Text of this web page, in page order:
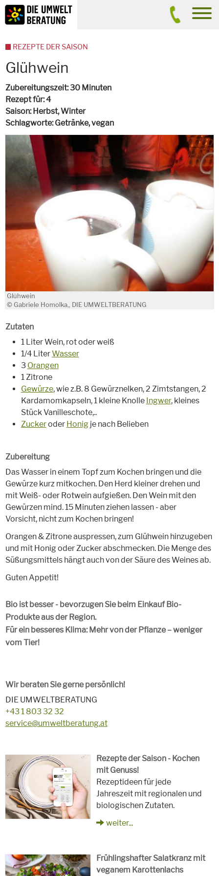
Inhalt
Suche
Glühwein
Zubereitungszeit 30 Minuten
Rezept für 4
Saison Herbst, Winter
Schlagworte Getränke,vegan
Glühwein
© Gabriele Homolka,, DIE UMWELTBERATUNG
Zutaten
1 Liter Wein, rot oder weiß
1/4 LiterWasser
3 Orangen
1 Zitrone
Gewürze, wie z.B. 8 Gewürznelken, 2 Zimtstangen, 2
Kardamomkapseln, 1 kleine Knolle Ingwer, kleines
Stück Vanilleschote,..
Zuckeroder Honigje nach Belieben
Zubereitung
Das Wasser in einem Topf zum Kochen bringen und die
Gewürze kurz mitkochen. Den Herd kleiner drehen und
mit Weiß- oder Rotwein aufgießen. Den Wein mit den
Gewürzen mind. 15 Minuten ziehen lassen - aber
Vorsicht, nicht zum Kochen bringen!
Orangen & Zitrone auspressen, zum Glühwein hinzugeben
und mit Honig oder Zucker abschmecken. Die Menge des
Süßungsmittels hängt auch von der Säure des Weines ab.
Guten Appetit!
Bio ist besser - bevorzugen Sie beim Einkauf Bio-
Produkte aus der Region.
Für ein besseres Klima: Mehr von der Pflanze – weniger
vom Tier!
Wir beraten Sie gerne persönlich!
DIE UMWELTBERATUNG
+43 1 803 32 32
service@umweltberatung.at
Rezepte der Saison - Kochen
mit Genuss!
Rezeptideen für jede
Jahreszeit mit regionalen und
biologischen Zutaten.
weiter...
Frühlingshafter Salatkranz mit
veganem Karottenlachs
REZEPTE DER SAISON